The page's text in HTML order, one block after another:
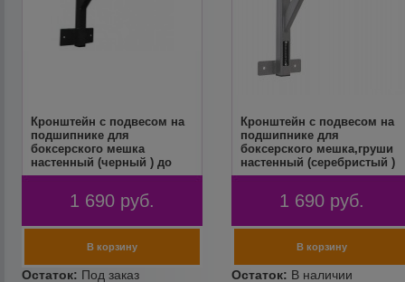
Кронштейн с подвесом на
подшипнике для
боксерского мешка
настенный (черный ) до
255кг вынос 51см FLEXTER
1 690 руб.
Кронштейн с подвесом на
подшипнике для
боксерского мешка,груши
настенный (серебристый )
до 255кг вынос 51см
1 690 руб.